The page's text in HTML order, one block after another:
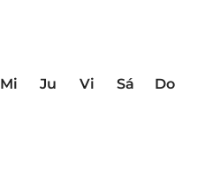
Mi Ju Vi Sá
Do